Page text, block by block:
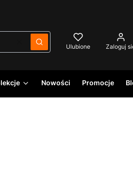
WyczyśćSzukaj Ulubione Zaloguj
Nowości Promocje